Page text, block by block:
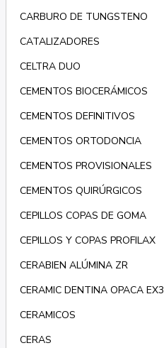
CARBURO DE TUNGSTENO
CATALIZADORES
CELTRA DUO
CEMENTOS BIOCERÁMICOS
CEMENTOS DEFINITIVOS
CEMENTOS ORTODONCIA
CEMENTOS PROVISIONALES
CEMENTOS QUIRÚRGICOS
CEPILLOS COPAS DE GOMA
CEPILLOS Y COPAS PROFILAX
CERABIEN ALÚMINA ZR
CERAMIC DENTINA OPACA EX3
CERAMICOS
CERAS